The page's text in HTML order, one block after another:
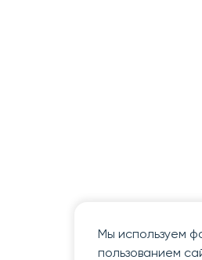
Мы используем
пользованием